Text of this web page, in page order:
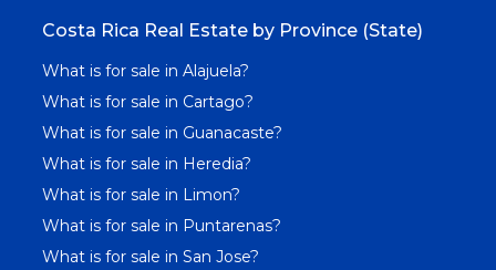
Costa Rica Real Estate by Province (State)
What is for sale in Alajuela?
What is for sale in Cartago?
What is for sale in Guanacaste?
What is for sale in Heredia?
What is for sale in Limon?
What is for sale in Puntarenas?
What is for sale in San Jose?